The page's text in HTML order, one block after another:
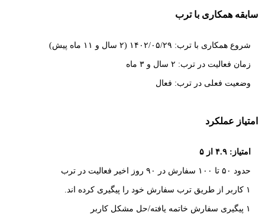
سابقه همکاری با ترب
شروع همکاری با ترب: ۱۴۰۲/۰۵/۲۹ (۲ سال و ۱۱ ماه پیش)
زمان فعالیت در ترب: ۲ سال و ۳ ماه
وضعیت فعلی در ترب: فعال
امتیاز عملکرد
امتیاز: ۴.۹ از ۵
حدود ۵۰ تا ۱۰۰ سفارش در ۹۰ روز اخیر فعالیت در ترب
۱ کاربر از طریق ترب سفارش خود را پیگیری کرده اند.
۱ پیگیری سفارش خاتمه یافته/حل مشکل کاربر